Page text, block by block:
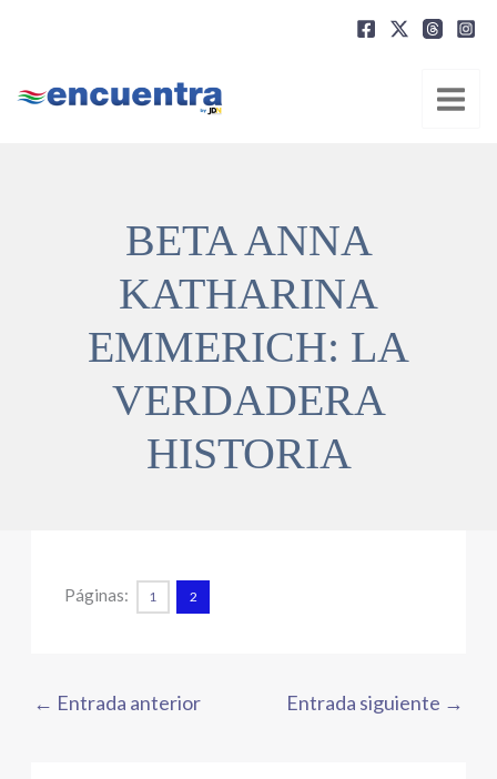
BETA ANNA
KATHARINA
EMMERICH: LA
VERDADERA
HISTORIA
Páginas: 1 2
← Entrada anterior Entrada siguiente →